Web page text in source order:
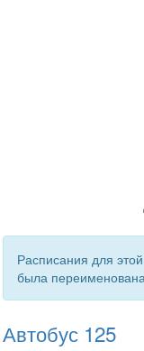
Расписания для
была
Автобус 125